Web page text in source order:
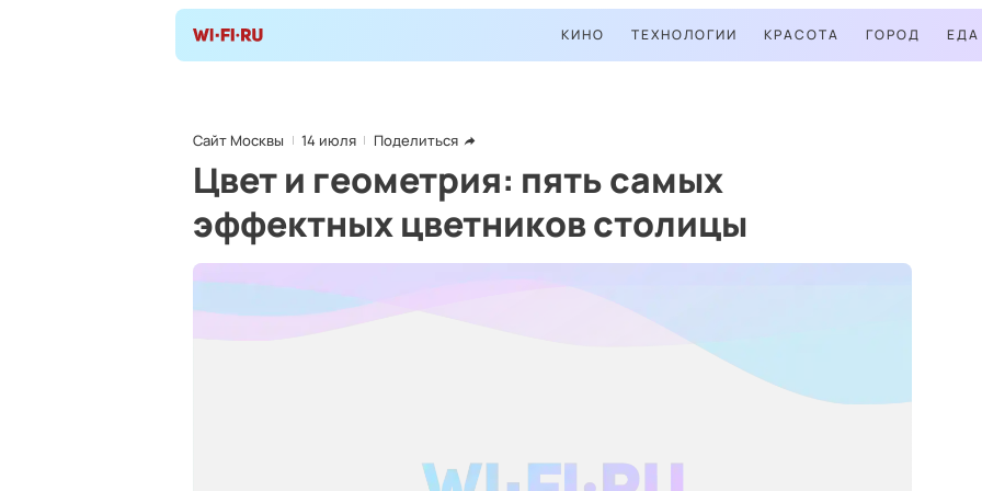
КИНО ТЕХНОЛОГИИ КРАСОТА ГОРОД ЕДА
Сайт Москвы 14 июля Поделиться
Цвет и геометрия: пять самых
эффектных цветников столицы